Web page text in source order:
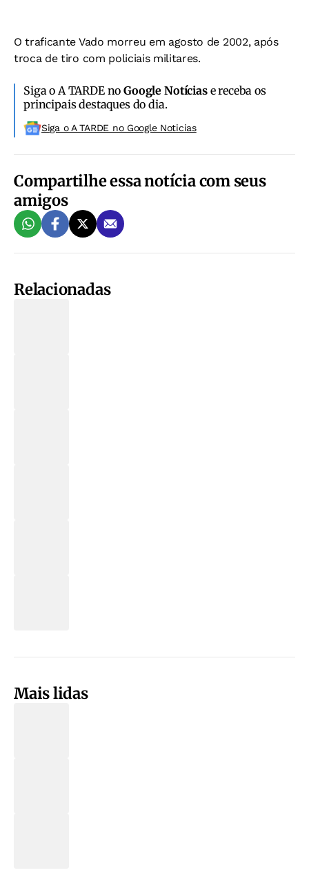
O traficante Vado morreu em agosto de 2002, após
troca de tiro com policiais militares.
Siga o A TARDE noGoogle Notíciase receba os
principais destaques do dia.
Siga o A TARDE no Google Noticias
Compartilhe essa notícia com seus
amigos
Relacionadas
Mais lidas